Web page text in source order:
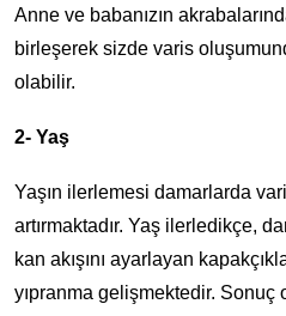
Anne ve babanızın
birleşerek sizde varis
olabilir.
2- Yaş
Yaşın ilerlemesi damarlarda
artırmaktadır. Yaş ilerledikçe,
kan akışını ayarlayan
yıpranma gelişmektedir. Sonuç